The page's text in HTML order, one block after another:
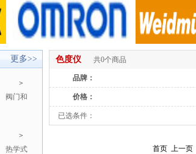
更多>>
>
阀门和
>
热学式
色度仪 共0个商品
品牌：
价格：
已选条件：
首页 上一页